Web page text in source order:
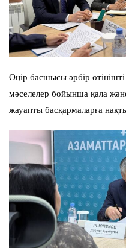
Өңір басшысы әрбір
мәселелер бойынша қала
жауапты басқармаларға